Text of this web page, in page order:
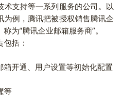
术支持等一系列服务的公司。以
为例，腾讯把被授权销售腾讯企
为“腾讯企业邮箱服务商”。
括：
开通、用户设置等初始化配置
等